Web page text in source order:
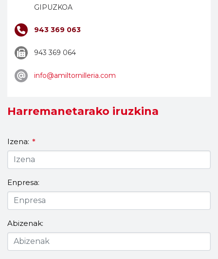
GIPUZKOA
943 369 063
943 369 064
info@amiltornilleria.com
Harremanetarako iruzkina
Izena: *
Enpresa:
Abizenak: